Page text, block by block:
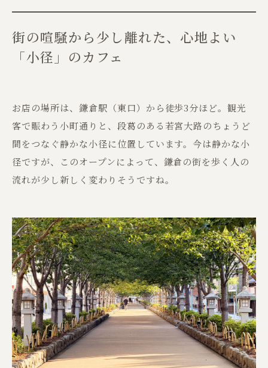
街の喧騒から少し離れた、心地よい
「小径」のカフェ
お店の場所は、鎌倉駅（東口）から徒歩3分ほど。観光
客で賑わう小町通りと、段葛のある若宮大路のちょうど
間をつなぐ静かな小径に位置しています。今は静かな小
径ですが、このオープンによって、鎌倉の街を歩く人の
流れが少し新しく変わりそうですね。